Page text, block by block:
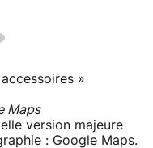
»
Maps
version majeure
: Google Maps.